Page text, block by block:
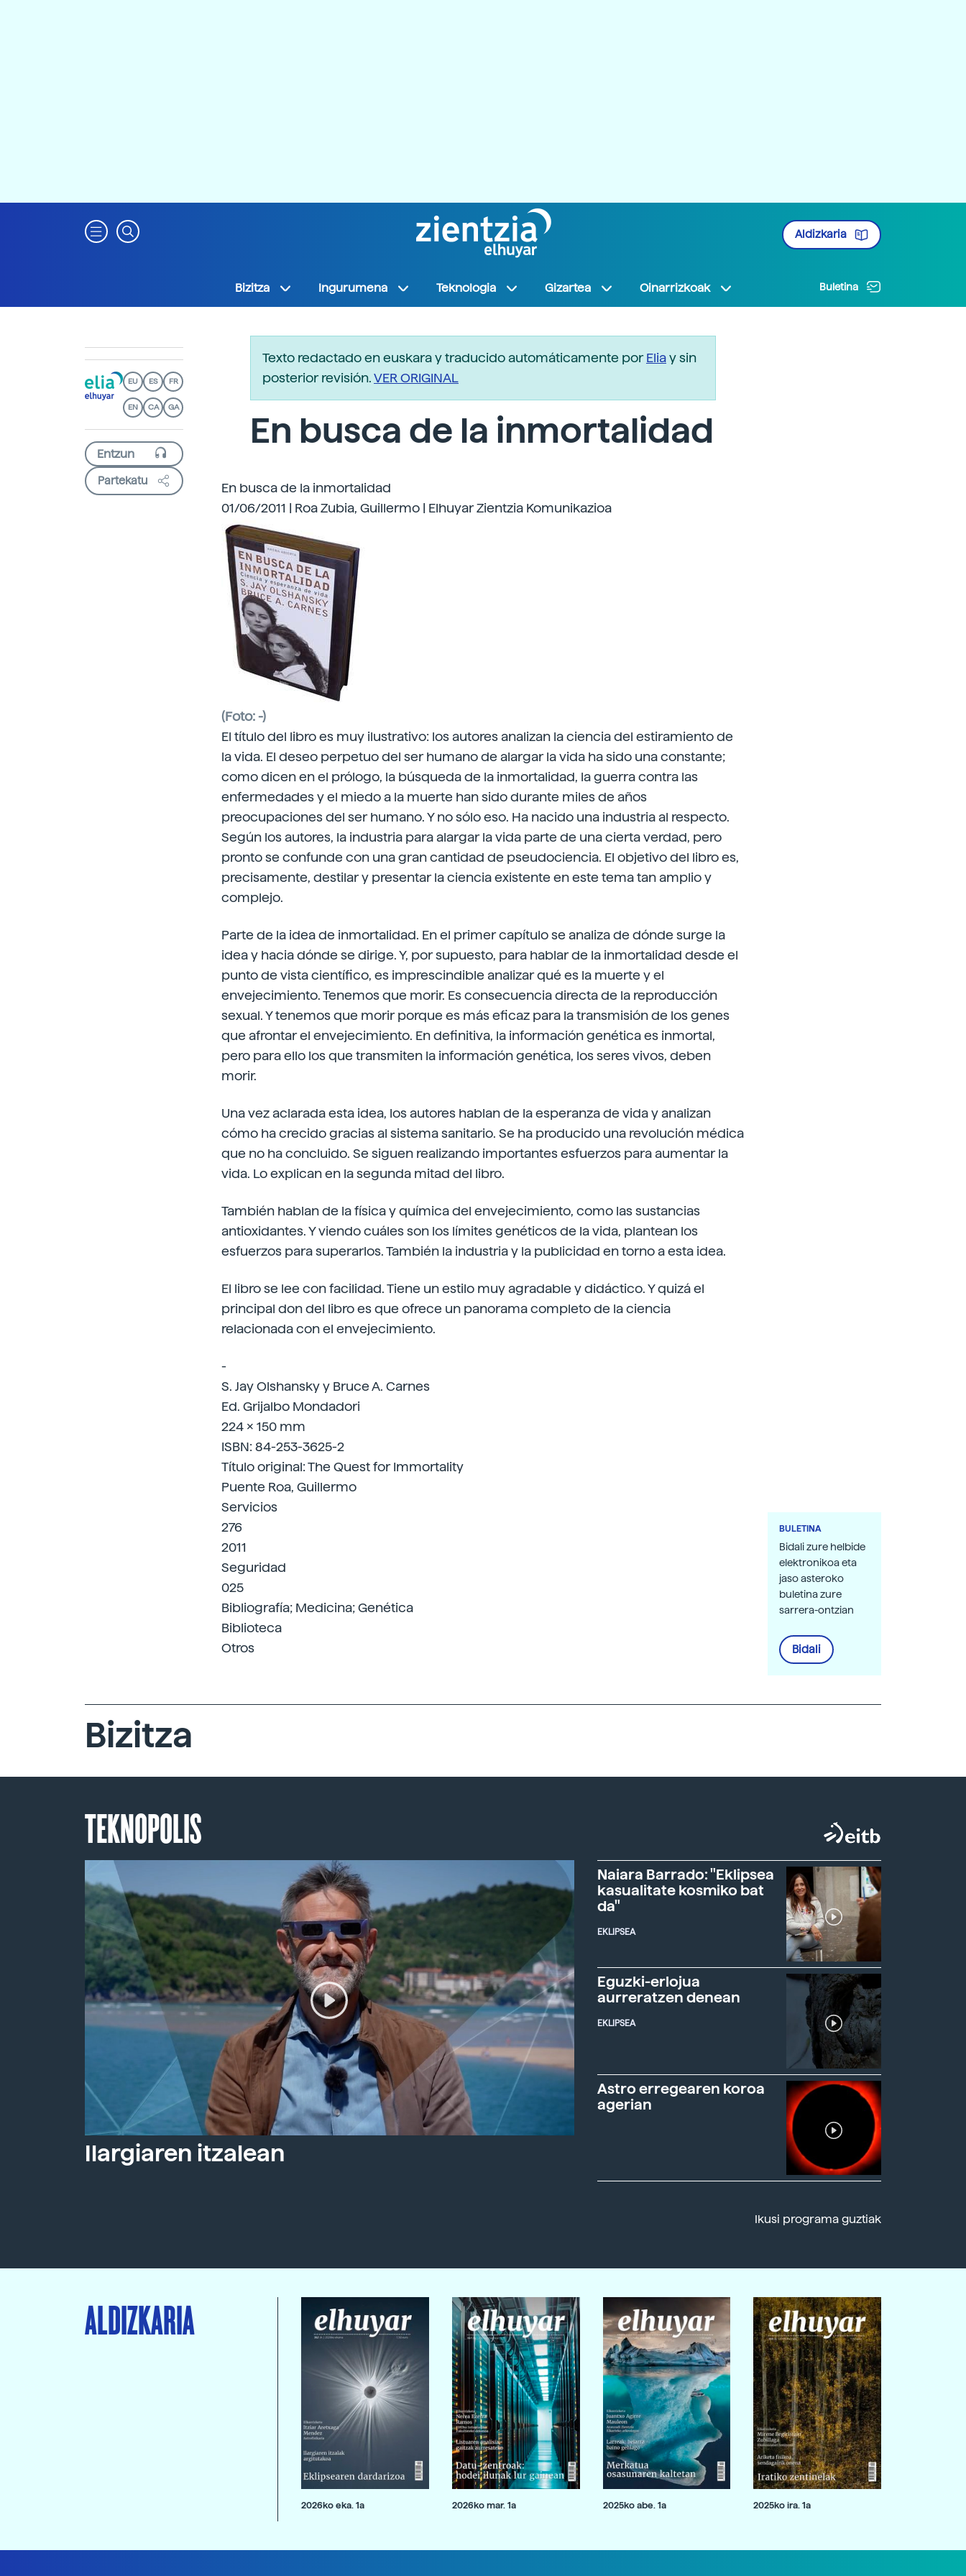
Aldizkaria
Bizitza Ingurumena Teknologia Gizartea Oinarrizkoak Buletina
EU ES FR
EN CA GA
Partekatu
Texto redactado en euskara y traducido automáticamente porEliay sin
posterior revisión.VER ORIGINAL
En busca de la inmortalidad
En busca de la inmortalidad
01/06/2011 | Roa Zubia, Guillermo | Elhuyar Zientzia Komunikazioa
(Foto: -)
El título del libro es muy ilustrativo: los autores analizan la ciencia del estiramiento de
la vida. El deseo perpetuo del ser humano de alargar la vida ha sido una constante;
como dicen en el prólogo, la búsqueda de la inmortalidad, la guerra contra las
enfermedades y el miedo a la muerte han sido durante miles de años
preocupaciones del ser humano. Y no sólo eso. Ha nacido una industria al respecto.
Según los autores, la industria para alargar la vida parte de una cierta verdad, pero
pronto se confunde con una gran cantidad de pseudociencia. El objetivo del libro es,
precisamente, destilar y presentar la ciencia existente en este tema tan amplio y
complejo.
Parte de la idea de inmortalidad. En el primer capítulo se analiza de dónde surge la
idea y hacia dónde se dirige. Y, por supuesto, para hablar de la inmortalidad desde el
punto de vista científico, es imprescindible analizar qué es la muerte y el
envejecimiento. Tenemos que morir. Es consecuencia directa de la reproducción
sexual. Y tenemos que morir porque es más eficaz para la transmisión de los genes
que afrontar el envejecimiento. En definitiva, la información genética es inmortal,
pero para ello los que transmiten la información genética, los seres vivos, deben
morir.
Una vez aclarada esta idea, los autores hablan de la esperanza de vida y analizan
cómo ha crecido gracias al sistema sanitario. Se ha producido una revolución médica
que no ha concluido. Se siguen realizando importantes esfuerzos para aumentar la
vida. Lo explican en la segunda mitad del libro.
También hablan de la física y química del envejecimiento, como las sustancias
antioxidantes. Y viendo cuáles son los límites genéticos de la vida, plantean los
esfuerzos para superarlos. También la industria y la publicidad en torno a esta idea.
El libro se lee con facilidad. Tiene un estilo muy agradable y didáctico. Y quizá el
principal don del libro es que ofrece un panorama completo de la ciencia
relacionada con el envejecimiento.
-
S. Jay Olshansky y Bruce A. Carnes
Ed. Grijalbo Mondadori
224 x 150 mm
ISBN: 84-253-3625-2
Título original: The Quest for Immortality
Puente Roa, Guillermo
Servicios
276
2011
Seguridad
025
Bibliografía; Medicina; Genética
Biblioteca
Otros
BULETINA
Bidali zure helbide
elektronikoa eta
jaso asteroko
buletina zure
sarrera-ontzian
Bidali
Bizitza
TEKNOPOLIS
Ilargiaren itzalean
Naiara Barrado: "Eklipsea
kasualitate kosmiko bat
da"
EKLIPSEA
Eguzki-erlojua
aurreratzen denean
EKLIPSEA
Astro erregearen koroa
agerian
Ikusi programa guztiak
ALDIZKARIA
2026ko eka. 1a 2026ko mar. 1a 2025ko abe. 1a 2025ko ira. 1a